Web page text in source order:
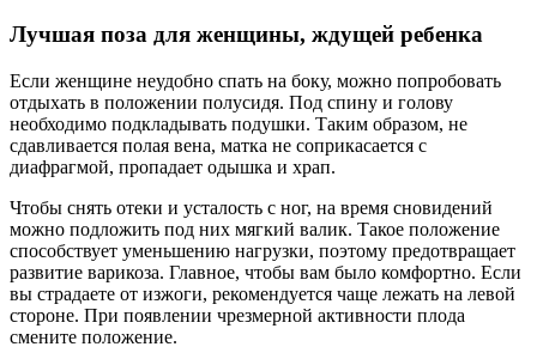
Лучшая поза для женщины, ждущей ребенка
Если женщине неудобно спать на боку, можно попробовать
отдыхать в положении полусидя. Под спину и голову
необходимо подкладывать подушки. Таким образом, не
сдавливается полая вена, матка не соприкасается с
диафрагмой, пропадает одышка и храп.
Чтобы снять отеки и усталость с ног, на время сновидений
можно подложить под них мягкий валик. Такое положение
способствует уменьшению нагрузки, поэтому предотвращает
развитие варикоза. Главное, чтобы вам было комфортно. Если
вы страдаете от изжоги, рекомендуется чаще лежать на левой
стороне. При появлении чрезмерной активности плода
смените положение.